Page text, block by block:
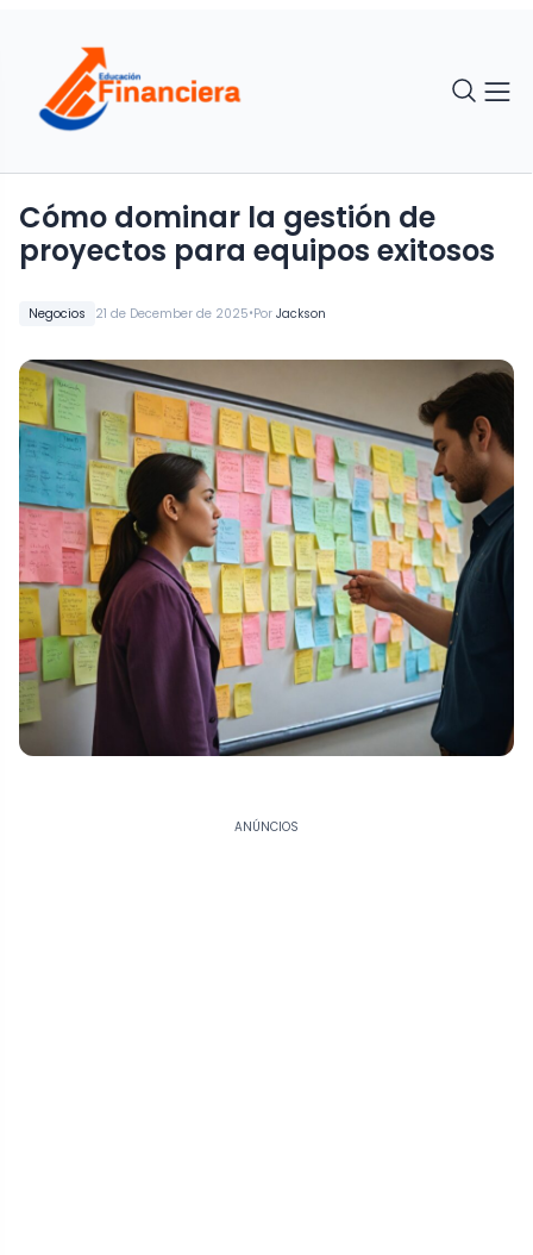
Negocios 21 de December de 2025•Por Jackson
Cómo dominar la gestión de
proyectos para equipos exitosos
ANÚNCIOS